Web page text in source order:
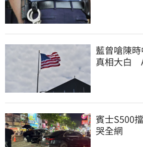
藍曾嗆陳
真相大白
賓士S500
哭全網